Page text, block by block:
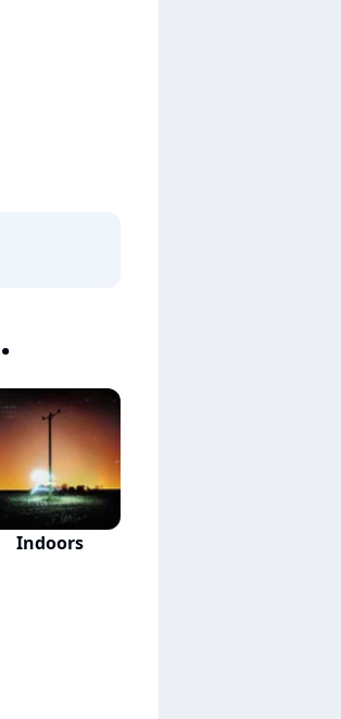
Indoors